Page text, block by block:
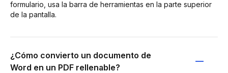
formulario, usa la barra de herramientas en la parte superior
de la pantalla.
¿Cómo convierto un documento de
Word en un PDF rellenable?